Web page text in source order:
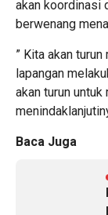
akan koordinasi
berwenang
” Kita akan
lapangan
akan turun
Baca Juga